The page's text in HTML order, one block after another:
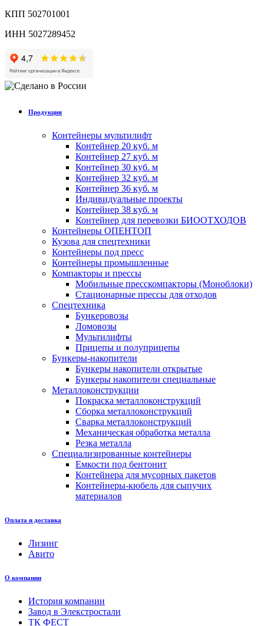
КПП 502701001
ИНН 5027289452
Продукция
Контейнеры мультилифт
Контейнер 20 куб. м
Контейнер 27 куб. м
Контейнер 30 куб. м
Контейнер 32 куб. м
Контейнер 36 куб. м
Индивидуальные проекты
Контейнер 38 куб. м
Контейнер для перевозки БИООТХОДОВ
Контейнеры ОПЕНТОП
Кузова для спецтехники
Контейнеры под пресс
Контейнеры промышленные
Компакторы и прессы
Мобильные пресскомпакторы (Моноблоки)
Стационарные прессы для отходов
Спецтехника
Бункеровозы
Ломовозы
Мультилифты
Прицепы и полуприцепы
Бункеры-накопители
Бункеры накопители открытые
Бункеры накопители специальные
Металлоконструкции
Покраска металлоконструкций
Сборка металлоконструкций
Сварка металлоконструкций
Механическая обработка металла
Резка металла
Специализированные контейнеры
Емкости под бентонит
Контейнера для мусорных пакетов
Контейнеры-кюбель для сыпучих
материалов
Оплата и доставка
Лизинг
Авито
О компании
История компании
Завод в Элекстростали
ТК ФЕСТ